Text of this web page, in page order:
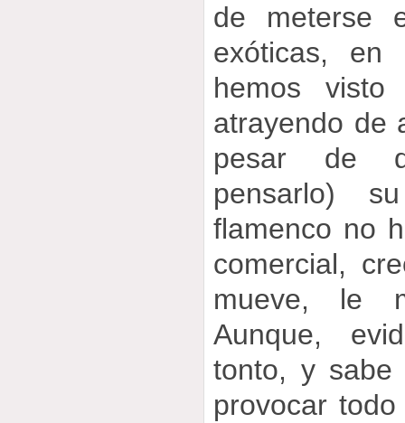
de meterse
exóticas,
hemos
atrayendo de
pesar de
pensarlo)
flamenco no
comercial,
mueve, le
Aunque,
tonto, y
provocar